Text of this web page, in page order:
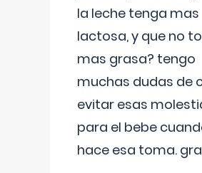
la leche tenga mas
lactosa, y que no
mas grasa? tengo
muchas dudas de
evitar esas
para el bebe
hace esa toma.